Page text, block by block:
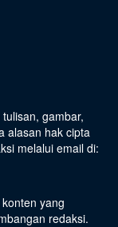
gambar,
alasan hak cipta
melalui email di:
yang
redaksi.